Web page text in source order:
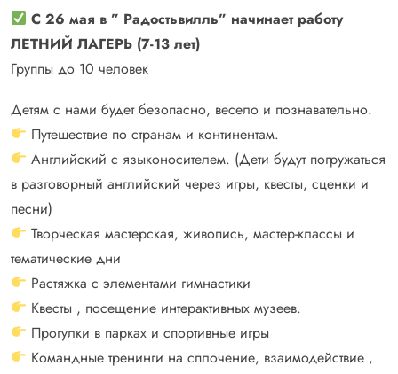
С 26 мая в ” Радостьвилль” начинает работу
ЛЕТНИЙ ЛАГЕРЬ (7-13 лет)
Группы до 10 человек
Детям с нами будет безопасно, весело и познавательно.
Путешествие по странам и континентам.
Английский с языконосителем. (Дети будут погружаться
в разговорный английский через игры, квесты, сценки и
песни)
Творческая мастерская, живопись, мастер-классы и
тематические дни
Растяжка с элементами гимнастики
Квесты , посещение интерактивных музеев.
Прогулки в парках и спортивные игры
Командные тренинги на сплочение, взаимодействие ,